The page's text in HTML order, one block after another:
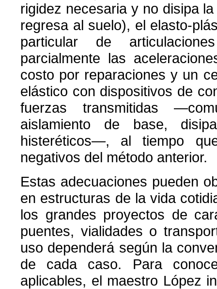
rigidez necesaria y no disipa
regresa al suelo), el elasto-
particular de
parcialmente las
costo por reparaciones y un
elástico con dispositivos de
fuerzas transmitidas
aislamiento de base,
histeréticos—, al tiempo
negativos del método anterior.
Estas adecuaciones pueden
en estructuras de la vida
los grandes proyectos de
puentes, vialidades o
uso dependerá según la
de cada caso. Para
aplicables, el maestro López